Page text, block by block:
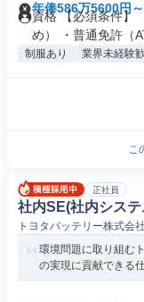
年俸586万5600円
資格 【必須条件】
め） ・普通免許（
制服あり 業界未経験
こ
正社員
社内SE(社内シス
トヨタバッテリー株式会社
環境問題に取り組む
の実現に貢献できる